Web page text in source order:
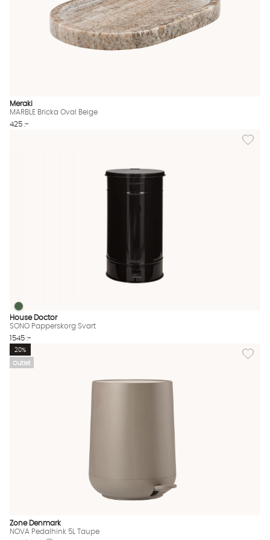
Meraki
MARBLE Bricka Oval Beige
425 :-
Lägg
SONO Papperskorg Svart Finns även i dessa färger:
SONO Papperskorg Svart
House Doctor
SONO Papperskorg Svart
1545 :-
Outlet
Lägg
20%
Zone Denmark
NOVA Pedalhink 5L Taupe